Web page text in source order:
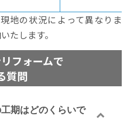
地の状況によって異なりま
たします。
フォームで
質問
期はどのくらいで